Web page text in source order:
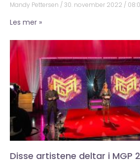
Mandy Pettersen 30. november 2022
Les mer »
Disse artistene deltar i MGP